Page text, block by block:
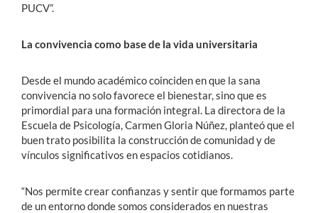
PUCV”.
La convivencia como base de la vida universitaria
Desde el mundo académico coinciden en que la sana
convivencia no solo favorece el bienestar, sino que es
primordial para una formación integral. La directora de la
Escuela de Psicología, Carmen Gloria Núñez, planteó que el
buen trato posibilita la construcción de comunidad y de
vínculos significativos en espacios cotidianos.
“Nos permite crear confianzas y sentir que formamos parte
de un entorno donde somos considerados en nuestras